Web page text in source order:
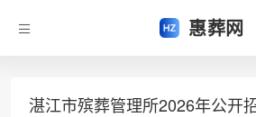
惠葬网
湛江市殡葬管理所2026年公开